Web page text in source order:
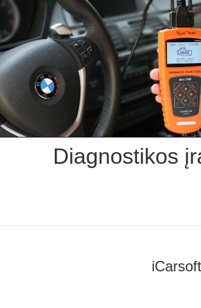
Skip
content
Diagnostikos